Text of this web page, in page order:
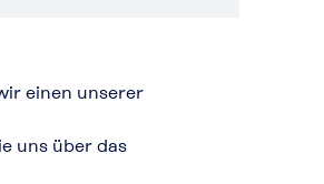
einen unserer
uns über das